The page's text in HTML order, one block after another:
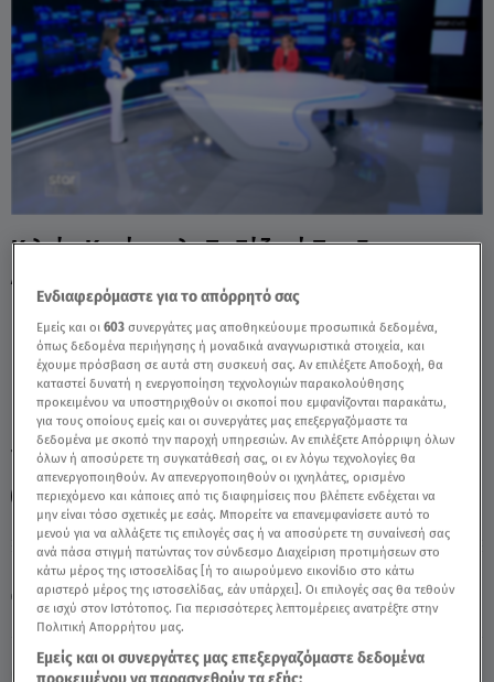
Παρασκευή 7 Αυγούστου 2026
21.07.24, 21:48
ΕΛΛΑΔΑ
Πηγή: Δελτίο Ειδήσεων STAR
Κιλκίς: Κατήγγειλε Τη Σύζυγό Του Για
Απόπειρα Βιασμού - Video
TAGS: ΚΙΛΚΙΣ ΕΝΔΟΟΙΚΟΓΕΝΕΙΑΚΗ ΒΙΑ
ΔΕΛΤΙΟ ΕΙΔΗΣΕΩΝ STAR
Ενδιαφερόμαστε για το απόρρητό σας
Εμείς και οι603 συνεργάτες μας αποθηκεύουμε προσωπικά δεδομένα,
όπως δεδομένα περιήγησης ή μοναδικά αναγνωριστικά στοιχεία, και
έχουμε πρόσβαση σε αυτά στη συσκευή σας. Αν επιλέξετε Αποδοχή, θα
καταστεί δυνατή η ενεργοποίηση τεχνολογιών παρακολούθησης
προκειμένου να υποστηριχθούν οι σκοποί που εμφανίζονται παρακάτω,
για τους οποίους εμείς και οι συνεργάτες μας επεξεργαζόμαστε τα
δεδομένα με σκοπό την παροχή υπηρεσιών. Αν επιλέξετε Απόρριψη όλων
όλων ή αποσύρετε τη συγκατάθεσή σας, οι εν λόγω τεχνολογίες θα
απενεργοποιηθούν. Αν απενεργοποιηθούν οι ιχνηλάτες, ορισμένο
περιεχόμενο και κάποιες από τις διαφημίσεις που βλέπετε ενδέχεται να
μην είναι τόσο σχετικές με εσάς. Μπορείτε να επανεμφανίσετε αυτό το
μενού για να αλλάξετε τις επιλογές σας ή να αποσύρετε τη συναίνεσή σας
ανά πάσα στιγμή πατώντας τον σύνδεσμο Διαχείριση προτιμήσεων στο
κάτω μέρος της ιστοσελίδας [ή το αιωρούμενο εικονίδιο στο κάτω
αριστερό μέρος της ιστοσελίδας, εάν υπάρχει]. Οι επιλογές σας θα τεθούν
σε ισχύ στον Ιστότοπος. Για περισσότερες λεπτομέρειες ανατρέξτε στην
Πολιτική Απορρήτου μας.
Εμείς και οι συνεργάτες μας επεξεργαζόμαστε δεδομένα